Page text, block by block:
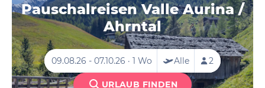
Pauschalreisen Valle Aurina /
Ahrntal